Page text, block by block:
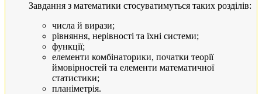
Завдання з математики стосуватимуться таких розділів:
числа й вирази;
рівняння, нерівності та їхні системи;
функції;
елементи комбінаторики, початки теорії
ймовірностей та елементи математичної
статистики;
планіметрія.